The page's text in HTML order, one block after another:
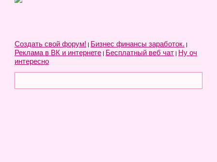
Создать свой форум! | Бизнес финансы заработок. |
Реклама в ВК и интернете | Бесплатный веб чат | Ну оч
интересно